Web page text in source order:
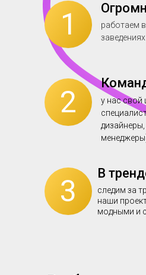
работаем в
у нас свой
В
следим за
наши
модными и
1
2
3